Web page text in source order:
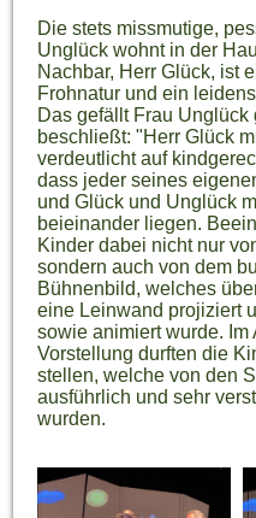
Die stets missmutige,
Unglück wohnt in der
Nachbar, Herr Glück, ist
Frohnatur und ein
Das gefällt Frau Unglück
beschließt: "Herr Glück
verdeutlicht auf
dass jeder seines
und Glück und Unglück
beieinander liegen.
Kinder dabei nicht nur
sondern auch von dem
Bühnenbild, welches
eine Leinwand projiziert
sowie animiert wurde. Im
Vorstellung durften die
stellen, welche von den
ausführlich und sehr
wurden.